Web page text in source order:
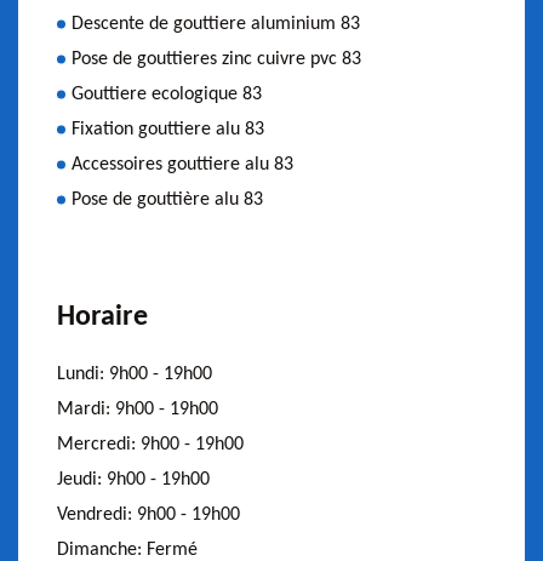
Descente de gouttiere aluminium 83
Pose de gouttieres zinc cuivre pvc 83
Gouttiere ecologique 83
Fixation gouttiere alu 83
Accessoires gouttiere alu 83
Pose de gouttière alu 83
Horaire
Lundi: 9h00 - 19h00
Mardi: 9h00 - 19h00
Mercredi: 9h00 - 19h00
Jeudi: 9h00 - 19h00
Vendredi: 9h00 - 19h00
Dimanche: Fermé